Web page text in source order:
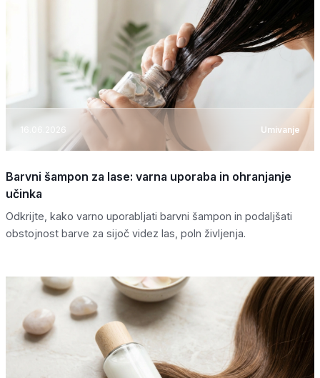
16.06.2026 Umivanje
Barvni šampon za lase: varna uporaba in ohranjanje
učinka
Odkrijte, kako varno uporabljati barvni šampon in podaljšati
obstojnost barve za sijoč videz las, poln življenja.